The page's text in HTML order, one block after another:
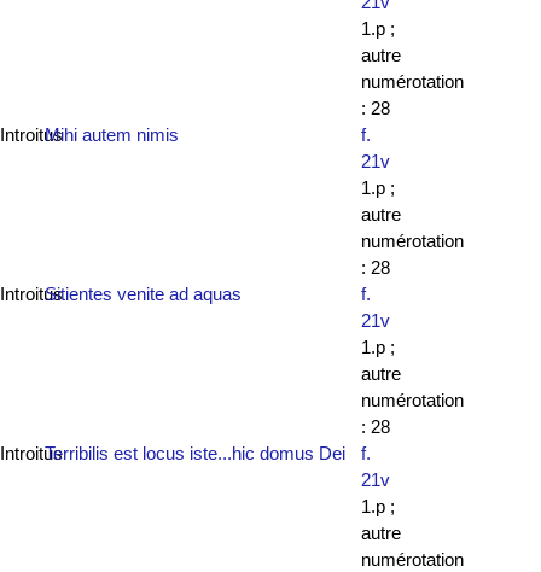
1.p ;
autre
numérotation
: 28
IntroitusMihi autem nimis
f.
21v
1.p ;
autre
numérotation
: 28
IntroitusSitientes venite ad aquas
f.
21v
1.p ;
autre
numérotation
: 28
IntroitusTerribilis est locus iste...hic domus Dei
f.
21v
1.p ;
autre
numérotation